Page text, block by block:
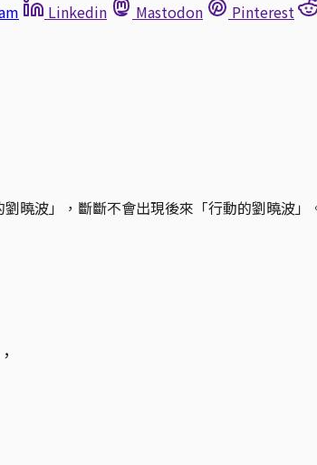
Linkedin Mastodon
Pinterest
曉波」，斷斷不會出現後來「行動的劉曉波」